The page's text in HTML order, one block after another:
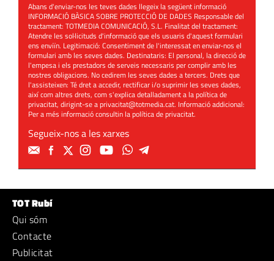
Abans d'enviar-nos les teves dades llegeix la següent informació
INFORMACIÓ BÀSICA SOBRE PROTECCIÓ DE DADES Responsable del
tractament: TOTMEDIA COMUNICACIÓ, S.L. Finalitat del tractament:
Atendre les sol·licituds d'informació que els usuaris d'aquest formulari
ens enviïn. Legitimació: Consentiment de l'interessat en enviar-nos el
formulari amb les seves dades. Destinataris: El personal, la direcció de
l'empesa i els prestadors de serveis necessaris per complir amb les
nostres obligacions. No cedirem les seves dades a tercers. Drets que
l'assisteixen: Té dret a accedir, rectificar i/o suprimir les seves dades,
així com altres drets, com s'explica detalladament a la política de
privacitat, dirigint-se aprivacitat@totmedia.cat. Informació addicional:
Per a més informació consultin lapolítica de privacitat.
Segueix-nos a les xarxes
TOT Rubí
Qui sóm
Contacte
Publicitat